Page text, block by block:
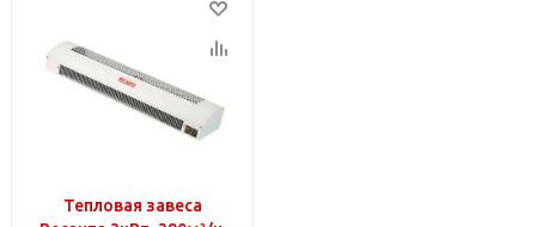
Тепловая завеса